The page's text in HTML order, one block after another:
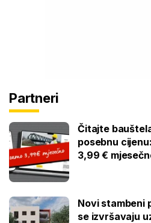
Partneri
Čitajte
posebnu
3,99 €
Novi stambeni
se izvršavaju